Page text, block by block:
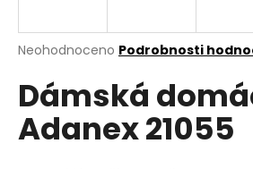
Průměrné
produktu
je
0,0
z
Neohodnoceno Podrobnosti
Dámská
Adanex 21055
j
t
?